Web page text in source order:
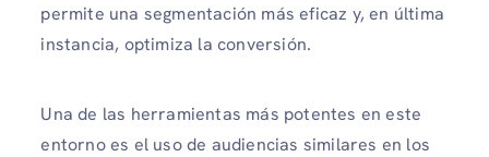
permite una segmentación más eficaz y, en última
instancia, optimiza la conversión.
Una de las herramientas más potentes en este
entorno es el uso de audiencias similares en los